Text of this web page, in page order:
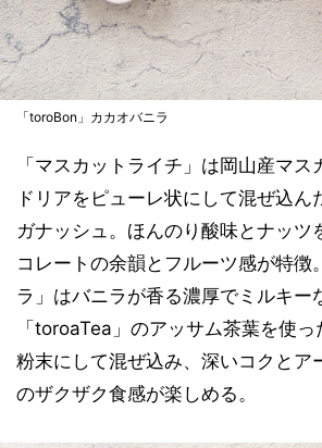
「toroBon」カカオバニラ
「マスカットライチ」は岡山産マス
ドリアをピューレ状にして混ぜ込ん
ガナッシュ。ほんのり酸味とナッツ
コレートの余韻とフルーツ感が特徴
ラ」はバニラが香る濃厚でミルキー
「toroaTea」のアッサム茶葉を使
粉末にして混ぜ込み、深いコクとア
のザクザク食感が楽しめる。